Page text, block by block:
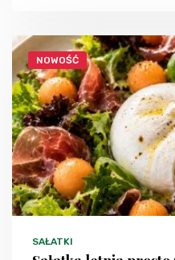
NOWOŚĆ
SAŁATKI